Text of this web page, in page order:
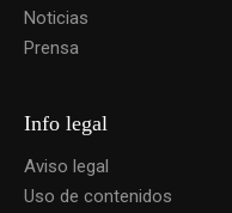
Noticias
Prensa
Info legal
Aviso legal
Uso de contenidos